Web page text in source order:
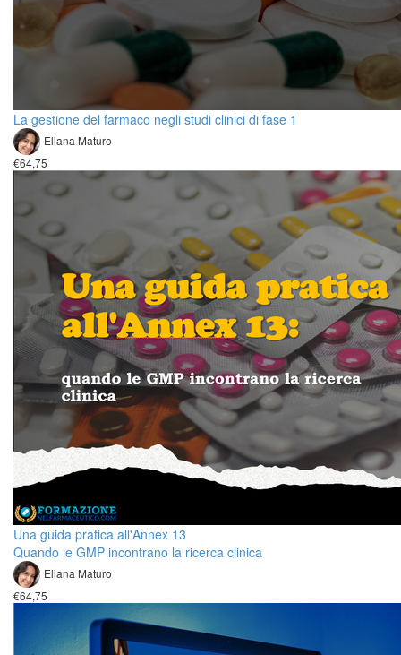
La gestione del farmaco negli studi clinici di fase 1
Eliana Maturo
€64,75
Una guida pratica all'Annex 13
Quando le GMP incontrano la ricerca clinica
Eliana Maturo
€64,75